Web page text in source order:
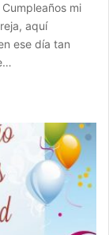
mi
aquí
ese día tan